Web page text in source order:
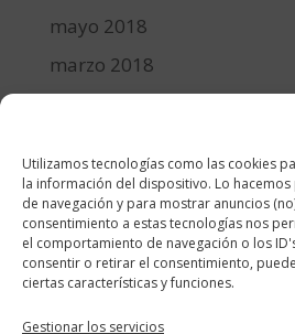
Utilizamos tecnologías como las cookies
la información del dispositivo. Lo
de navegación y para mostrar anuncios
consentimiento a estas tecnologías nos
el comportamiento de navegación o los
consentir o retirar el consentimiento,
ciertas características y funciones.
Gestionar los servicios
mayo 2018
marzo 2018
diciembre 2017
Categorías
cocina y recetas
general